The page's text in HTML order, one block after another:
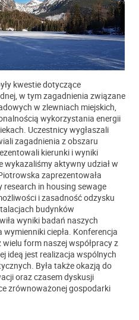
kwestie dotyczące
w tym zagadnienia związane
w zlewniach miejskich,
wykorzystania energii
Uczestnicy wygłaszali
zagadnienia z obszaru
kierunki i wyniki
aktywny udział w
zaprezentowała
research in housing sewage
i zasadność odzysku
budynków
wyniki badań naszych
ciepła. Konferencja
wielu form naszej współpracy z
ideą jest realizacja wspólnych
Była także okazją do
oraz czasem dyskusji
zrównoważonej gospodarki